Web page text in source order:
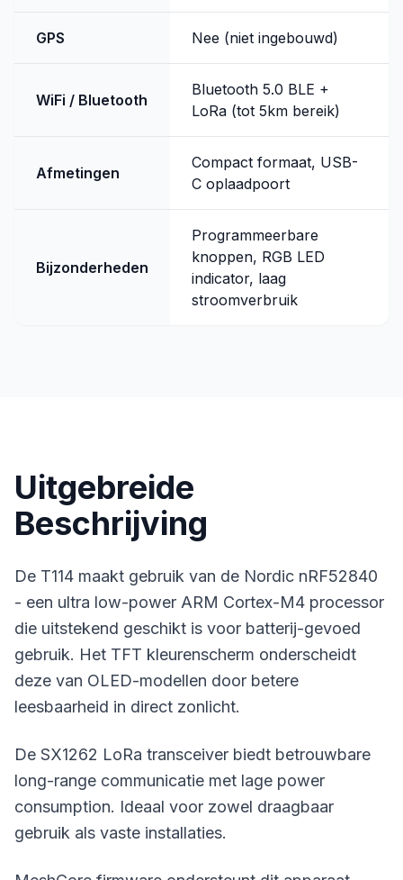
GPS Nee (niet ingebouwd)
WiFi / Bluetooth
Bluetooth 5.0 BLE +
LoRa (tot 5km bereik)
Afmetingen
Compact formaat, USB-
C oplaadpoort
Bijzonderheden
Programmeerbare
knoppen, RGB LED
indicator, laag
stroomverbruik
Uitgebreide
Beschrijving
De T114 maakt gebruik van de Nordic nRF52840
- een ultra low-power ARM Cortex-M4 processor
die uitstekend geschikt is voor batterij-gevoed
gebruik. Het TFT kleurenscherm onderscheidt
deze van OLED-modellen door betere
leesbaarheid in direct zonlicht.
De SX1262 LoRa transceiver biedt betrouwbare
long-range communicatie met lage power
consumption. Ideaal voor zowel draagbaar
gebruik als vaste installaties.